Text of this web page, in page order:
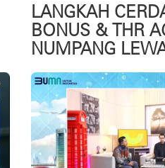
LANGKAH
BONUS & THR
NUMPANG